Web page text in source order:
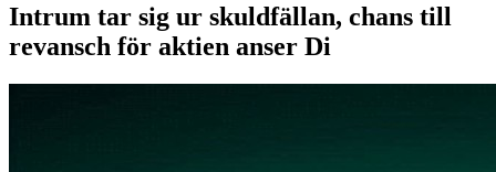
Intrum tar sig ur skuldfällan, chans till
revansch för aktien anser Di